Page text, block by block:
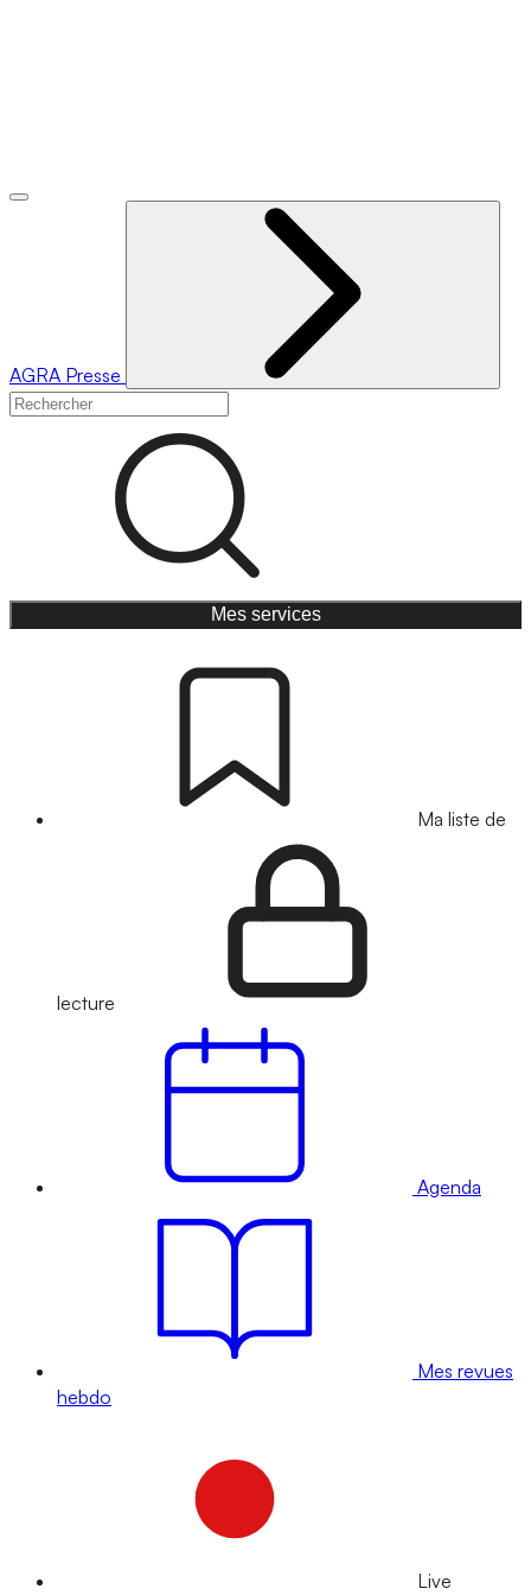
AGRA Presse
Mes services
Ma liste de
lecture
Agenda
Mes revues
hebdo
Live